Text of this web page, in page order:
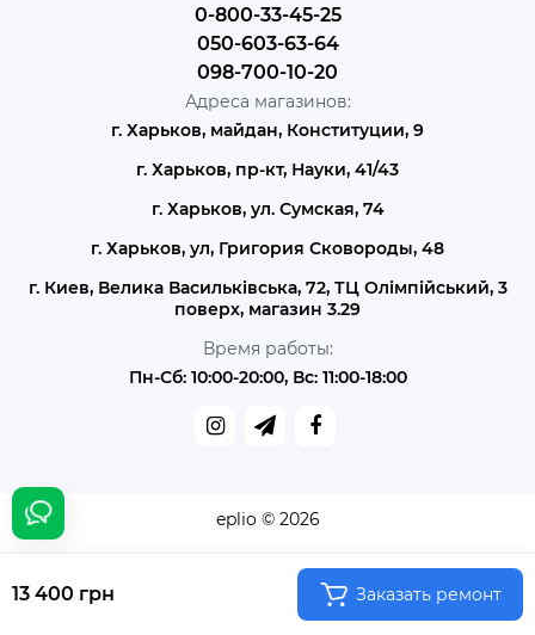
13 400 грн Заказать ремонт
0-800-33-45-25
050-603-63-64
098-700-10-20
Адреса магазинов:
г. Харьков, майдан, Конституции, 9
г. Харьков, пр-кт, Науки, 41/43
г. Харьков, ул. Сумская, 74
г. Харьков, ул, Григория Сковороды, 48
г. Киев, Велика Васильківська, 72, ТЦ Олімпійський, 3
поверх, магазин 3.29
Время работы:
Пн-Сб: 10:00-20:00, Вс: 11:00-18:00
eplio © 2026